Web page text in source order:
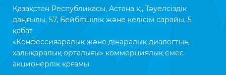
Қазақстан Республикасы, Астана қ., Тәуелсіздік
даңғылы, 57, Бейбітшілік және келісім сарайы, 5
қабат
«Конфессияаралық және дінаралық диалогтың
халықаралық орталығы» коммерциялық емес
акционерлік қоғамы